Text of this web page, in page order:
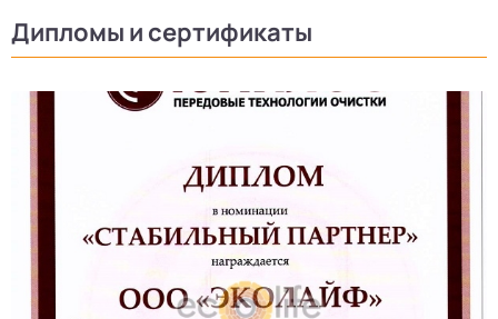
Дипломы и сертификаты